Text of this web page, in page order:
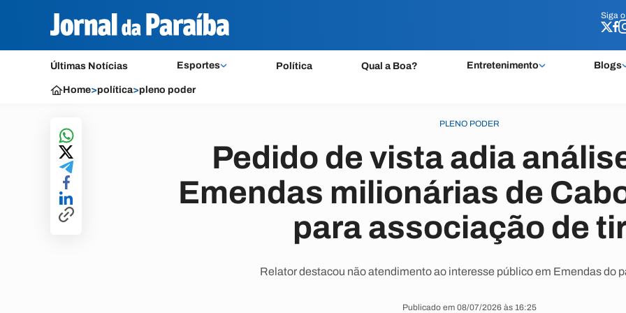
Siga o
Últimas Notícias Esportes Política Qual a Boa? Entretenimento Blogs
Siga o
Home>política>pleno poder
PLENO PODER
Pedido de vista adia
Emendas milionárias de
para associação de
Relator destacou não atendimento ao interesse público em Emendas do
Publicado em 08/07/2026 às 16:25